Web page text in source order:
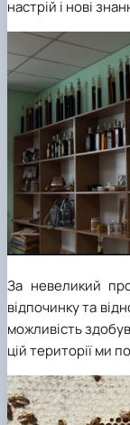
настрій і нові
За невеликий
відпочинку та
можливість
цій території ми